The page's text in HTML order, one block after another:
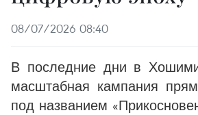
08/07/2026 08:40
В последние дни в
масштабная кампания
под названием